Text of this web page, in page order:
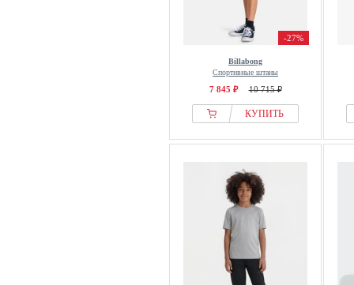
-27%
Billabong
Спортивные штаны
7 845 ₽ 10 715 ₽
КУПИТЬ